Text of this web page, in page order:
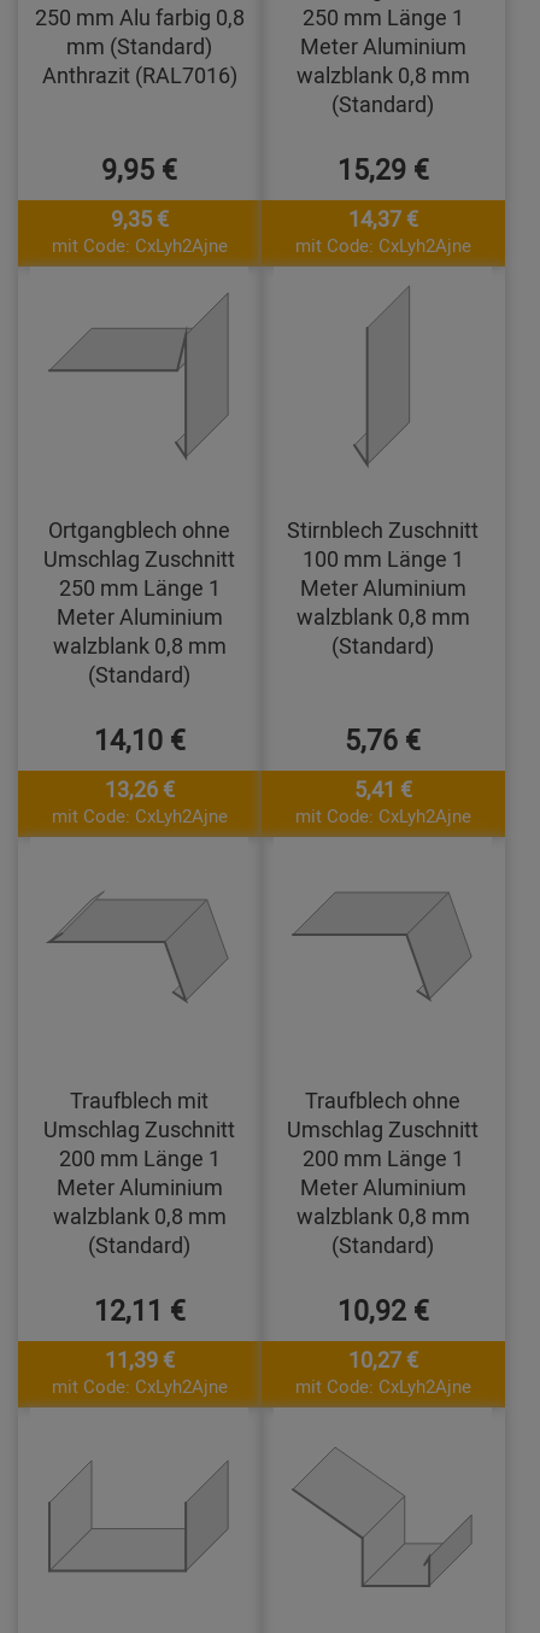
250 mm Alu farbig 0,8
mm (Standard)
Anthrazit (RAL7016)
9,95 €
9,35 €
mit Code: CxLyh2Ajne
250 mm Länge 1
Meter Aluminium
walzblank 0,8 mm
(Standard)
15,29 €
14,37 €
mit Code: CxLyh2Ajne
Ortgangblech ohne
Umschlag Zuschnitt
250 mm Länge 1
Meter Aluminium
walzblank 0,8 mm
(Standard)
14,10 €
13,26 €
mit Code: CxLyh2Ajne
Stirnblech Zuschnitt
100 mm Länge 1
Meter Aluminium
walzblank 0,8 mm
(Standard)
5,76 €
5,41 €
mit Code: CxLyh2Ajne
Traufblech mit
Umschlag Zuschnitt
200 mm Länge 1
Meter Aluminium
walzblank 0,8 mm
(Standard)
12,11 €
11,39 €
mit Code: CxLyh2Ajne
Traufblech ohne
Umschlag Zuschnitt
200 mm Länge 1
Meter Aluminium
walzblank 0,8 mm
(Standard)
10,92 €
10,27 €
mit Code: CxLyh2Ajne